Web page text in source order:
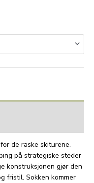
de raske skiturene.
på strategiske steder
konstruksjonen gjør den
fristil. Sokken kommer